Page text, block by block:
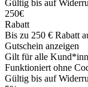
Gültig bis auf
250€
Rabatt
Bis zu 250 € Rabatt
Gutschein anzeigen
Gilt für alle
Funktioniert ohne
Gültig bis auf